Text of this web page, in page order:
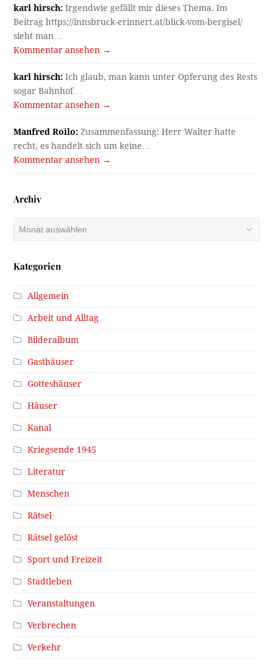
karl hirsch: Irgendwie gefällt mir dieses Thema. Im
Beitrag https://innsbruck-erinnert.at/blick-vom-bergisel/
sieht man…
Kommentar ansehen →
karl hirsch: Ich glaub, man kann unter Opferung des Rests
sogar Bahnhof…
Kommentar ansehen →
Manfred Roilo: Zusammenfassung: Herr Walter hatte
recht, es handelt sich um keine…
Kommentar ansehen →
Archiv
Kategorien
Allgemein
Arbeit und Alltag
Bilderalbum
Gasthäuser
Gotteshäuser
Häuser
Kanal
Kriegsende 1945
Literatur
Menschen
Rätsel
Rätsel gelöst
Sport und Freizeit
Stadtleben
Veranstaltungen
Verbrechen
Verkehr